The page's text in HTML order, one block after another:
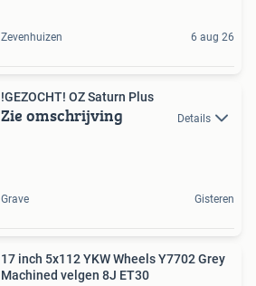
Zevenhuizen 6 aug 26
!GEZOCHT! OZ Saturn Plus
Zie omschrijving Details
Grave Gisteren
17 inch 5x112 YKW Wheels Y7702 Grey
Machined velgen 8J ET30